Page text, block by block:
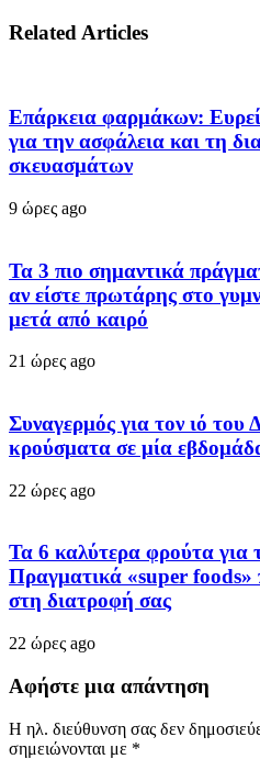
Related Articles
Επάρκεια φαρμάκων:
για την ασφάλεια και τη
σκευασμάτων
9 ώρες ago
Τα 3 πιο σημαντικά
αν είστε πρωτάρης στο
μετά από καιρό
21 ώρες ago
Συναγερμός για τον ιό του
κρούσματα σε μία
22 ώρες ago
Τα 6 καλύτερα φρούτα για
Πραγματικά «super foods»
στη διατροφή σας
22 ώρες ago
Αφήστε μια απάντηση
Η ηλ. διεύθυνση σας δεν
σημειώνονται με *